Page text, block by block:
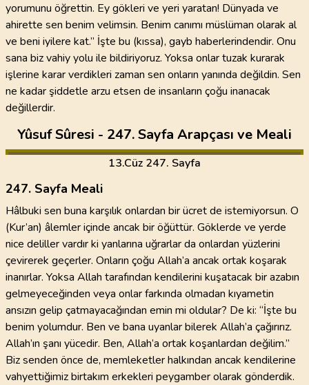
yorumunu öğrettin. Ey gökleri ve yeri yaratan! Dünyada ve
ahirette sen benim velimsin. Benim canımı müslüman olarak al
ve beni iyilere kat.” İşte bu (kıssa), gayb haberlerindendir. Onu
sana biz vahiy yolu ile bildiriyoruz. Yoksa onlar tuzak kurarak
işlerine karar verdikleri zaman sen onların yanında değildin. Sen
ne kadar şiddetle arzu etsen de insanların çoğu inanacak
değillerdir.
Yûsuf Sûresi - 247. Sayfa Arapçası ve Meali
13.Cüz 247. Sayfa
247. Sayfa Meali
Hâlbuki sen buna karşılık onlardan bir ücret de istemiyorsun. O
(Kur’an) âlemler içinde ancak bir öğüttür. Göklerde ve yerde
nice deliller vardır ki yanlarına uğrarlar da onlardan yüzlerini
çevirerek geçerler. Onların çoğu Allah’a ancak ortak koşarak
inanırlar. Yoksa Allah tarafından kendilerini kuşatacak bir azabın
gelmeyeceğinden veya onlar farkında olmadan kıyametin
ansızın gelip çatmayacağından emin mi oldular? De ki: “İşte bu
benim yolumdur. Ben ve bana uyanlar bilerek Allah’a çağırırız.
Allah’ın şanı yücedir. Ben, Allah’a ortak koşanlardan değilim.”
Biz senden önce de, memleketler halkından ancak kendilerine
vahyettiğimiz birtakım erkekleri peygamber olarak gönderdik.